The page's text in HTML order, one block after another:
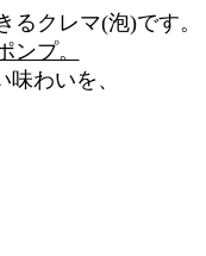
クレマ(泡)です。
ンプ。
わいを、